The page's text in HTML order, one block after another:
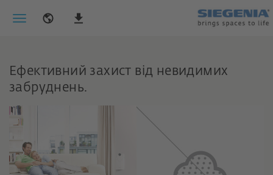
Ефективний захист від невидимих
забруднень.